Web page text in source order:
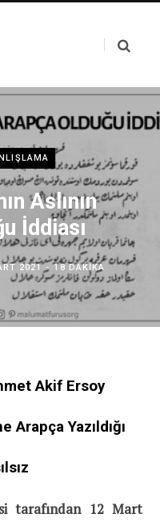
Aslının
İddiası
2021 18 DAKIKA
Akif Ersoy
Arapça Yazıldığı
tarafından 12 Mart